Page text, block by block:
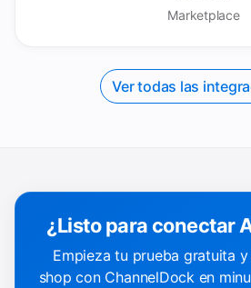
Marketplace
Ver todas las
¿Listo para conectar
Empieza tu prueba gratuita
shop con ChannelDock en